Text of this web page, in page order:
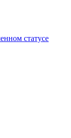
статусе